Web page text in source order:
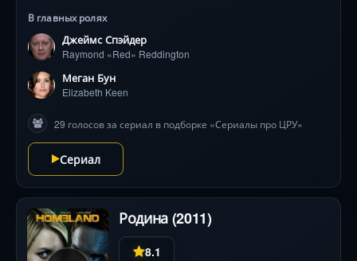
даже правительство. Рейтинг IMDb: 8.0 .
В главных ролях
Джеймс Спэйдер
Raymond «Red» Reddington
Меган Бун
Elizabeth Keen
29 голосов за сериал в подборке «Сериалы про ЦРУ»
Сериал
Родина (2011)
8.1